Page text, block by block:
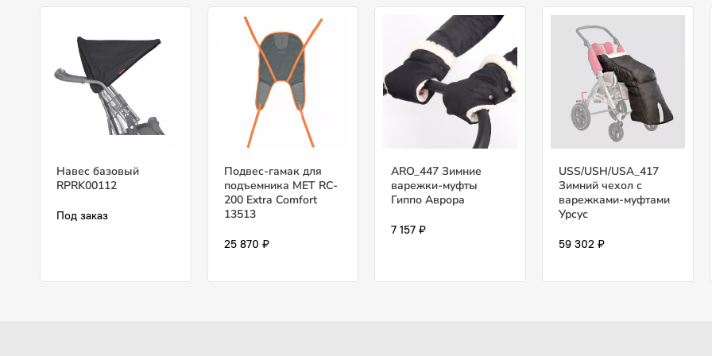
Навес базовый
RPRK00112
Под заказ
Подвес-гамак для
подъемника МЕТ RC-
200 Extra Comfort
13513
25 870 ₽
ARO_447 Зимние
варежки-муфты
Гиппо Аврора
7 157 ₽
USS/USH/USA_417
Зимний чехол с
варежками-муфтами
Урсус
59 302 ₽